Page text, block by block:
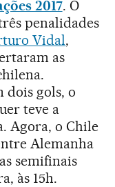
2017. O
penalidades
Vidal,
as
dois gols, o
teve a
Agora, o Chile
Alemanha
semifinais
às 15h.